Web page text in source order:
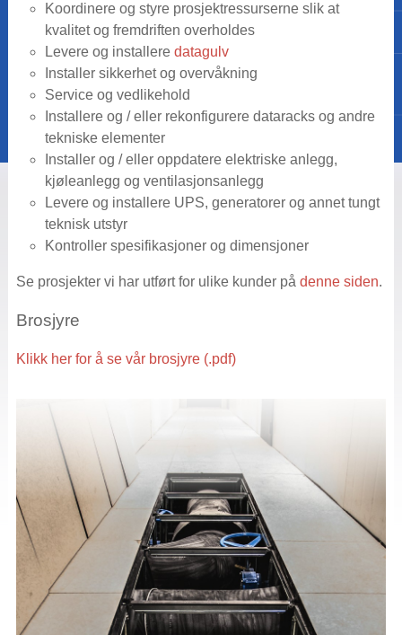
Koordinere og styre prosjektressurserne slik at
kvalitet og fremdriften overholdes
Levere og installere datagulv
Installer sikkerhet og overvåkning
Service og vedlikehold
Installere og / eller rekonfigurere dataracks og andre
tekniske elementer
Installer og / eller oppdatere elektriske anlegg,
kjøleanlegg og ventilasjonsanlegg
Levere og installere UPS, generatorer og annet tungt
teknisk utstyr
Kontroller spesifikasjoner og dimensjoner
Se prosjekter vi har utført for ulike kunder på denne siden.
Brosjyre
Klikk her for å se vår brosjyre (.pdf)